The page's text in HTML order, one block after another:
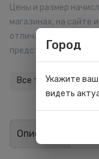
Цены и размер
магазинах, на сайте
отличаться.
представленного на
Все товары бренда
Описание
Город
Укажите
видеть